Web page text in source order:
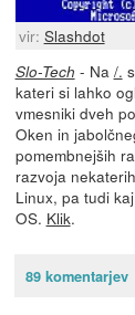
vir: Slashdot
Slo-Tech - Na /.
kateri si lahko
vmesniki dveh
Oken in
pomembnejših
razvoja
Linux, pa tudi
OS. Klik.
89 komentarjev